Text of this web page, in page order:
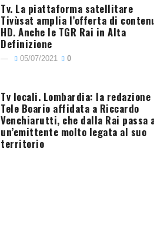
Tv. La piattaforma satellitare
Tivùsat amplia l’offerta di
HD. Anche le TGR Rai in Alta
Definizione
05/07/2021 0
Tv locali. Lombardia: la redazione
Tele Boario affidata a Riccardo
Venchiarutti, che dalla Rai passa
un’emittente molto legata al suo
territorio